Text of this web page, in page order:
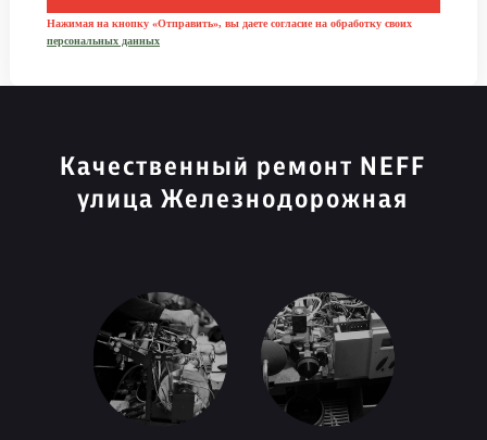
Нажимая на кнопку «Отправить», вы даете согласие на обработку своих
персональных данных
Качественный ремонт NEFF
улица Железнодорожная